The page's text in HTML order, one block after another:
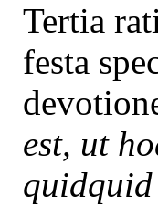
Tertia
festa
est, ut